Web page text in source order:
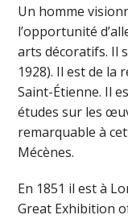
Un homme
l’opportunité
arts décoratifs. Il
1928). Il est de la
Saint-Étienne. Il
études sur les
remarquable à
Mécènes.
En 1851 il est à
Great Exhibition